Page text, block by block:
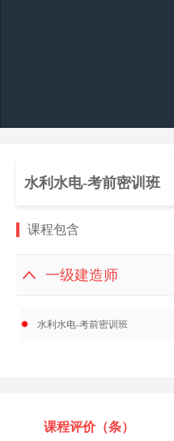
水利水电-考前密训班
课程包含
一级建造师
水利水电-考前密训班
课程评价（条）